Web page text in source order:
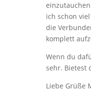
ich schon
die
komplett
Wenn du
sehr. Bietest
Liebe Grüße